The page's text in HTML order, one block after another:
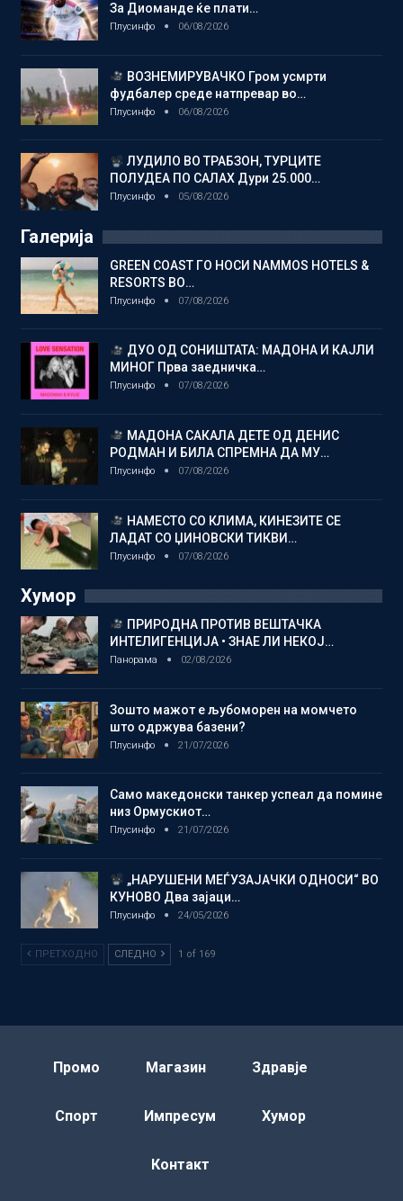
За Диоманде ќе плати…
Плусинфо 06/08/2026
ВОЗНЕМИРУВАЧКО Гром усмрти
фудбалер среде натпревар во…
Плусинфо 06/08/2026
ЛУДИЛО ВО ТРАБЗОН, ТУРЦИТЕ
ПОЛУДЕА ПО САЛАХ Дури 25.000…
Плусинфо 05/08/2026
Галерија
GREEN COAST ГО НОСИ NAMMOS HOTELS &
RESORTS ВО…
Плусинфо 07/08/2026
ДУО ОД СОНИШТАТА: МАДОНА И КАЈЛИ
МИНОГ Прва заедничка…
Плусинфо 07/08/2026
МАДОНА САКАЛА ДЕТЕ ОД ДЕНИС
РОДМАН И БИЛА СПРЕМНА ДА МУ…
Плусинфо 07/08/2026
НАМЕСТО СО КЛИМА, КИНЕЗИТЕ СЕ
ЛАДАТ СО ЏИНОВСКИ ТИКВИ…
Плусинфо 07/08/2026
Хумор
ПРИРОДНА ПРОТИВ ВЕШТАЧКА
ИНТЕЛИГЕНЦИЈА • ЗНАЕ ЛИ НЕКОЈ…
Панорама 02/08/2026
Зошто мажот е љубоморен на момчето
што одржува базени?
Плусинфо 21/07/2026
Само македонски танкер успеал да помине
низ Ормускиот…
Плусинфо 21/07/2026
„НАРУШЕНИ МЕЃУЗАЈАЧКИ ОДНОСИ“ ВО
КУНОВО Два зајаци…
Плусинфо 24/05/2026
ПРЕТХОДНО СЛЕДНО 1 of 169
Промо Магазин Здравје
Спорт Импресум Хумор
Контакт